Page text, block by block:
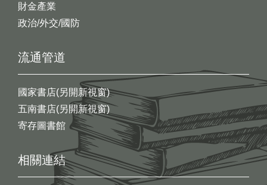
財金產業
政治/外交/國防
流通管道
國家書店(另開新視窗)
五南書店(另開新視窗)
寄存圖書館
相關連結